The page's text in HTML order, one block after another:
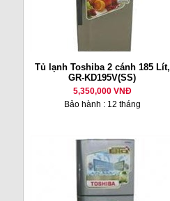
Tủ lạnh Toshiba 2 cánh 185 Lít,
GR-KD195V(SS)
5,350,000 VNĐ
Bảo hành : 12 tháng